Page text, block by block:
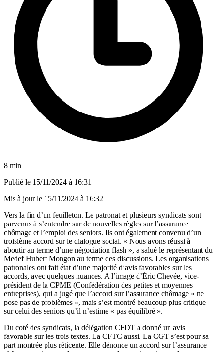
8 min
Publié le 15/11/2024 à 16:31
Mis à jour le 15/11/2024 à 16:32
Vers la fin d’un feuilleton. Le patronat et plusieurs syndicats sont
parvenus à s’entendre sur de nouvelles règles sur l’assurance
chômage et l’emploi des seniors. Ils ont également convenu d’un
troisième accord sur le dialogue social. « Nous avons réussi à
aboutir au terme d’une négociation flash », a salué le représentant du
Medef Hubert Mongon au terme des discussions. Les organisations
patronales ont fait état d’une majorité d’avis favorables sur les
accords, avec quelques nuances. A l’image d’Éric Chevée, vice-
président de la CPME (Confédération des petites et moyennes
entreprises), qui a jugé que l’accord sur l’assurance chômage « ne
pose pas de problèmes », mais s’est montré beaucoup plus critique
sur celui des seniors qu’il n’estime « pas équilibré ».
Du coté des syndicats, la délégation CFDT a donné un avis
favorable sur les trois textes. La CFTC aussi. La CGT s’est pour sa
part montrée plus réticente. Elle dénonce un accord sur l’assurance